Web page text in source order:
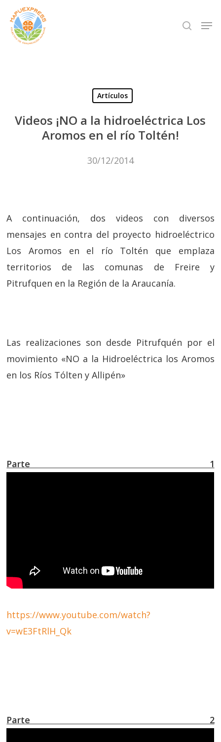
Skip
main
search
Artículos
Videos ¡NO a la hidroeléctrica Los
Aromos en el río Toltén!
30/12/2014
A continuación, dos videos con diversos
mensajes en contra del proyecto hidroeléctrico
Los Aromos en el río Toltén que emplaza
territorios de las comunas de Freire y
Pitrufquen en la Región de la Araucanía.
Las realizaciones son desde Pitrufquén por el
movimiento «NO a la Hidroeléctrica los Aromos
en los Ríos Tólten y Allipén»
Parte 1
https://www.youtube.com/watch?
v=wE3FtRlH_Qk
Parte 2
Close